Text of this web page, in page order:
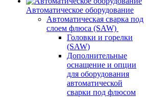
Автоматическое оборудование
Автоматическая сварка под
слоем флюса (SAW)
Головки и горелки
(SAW)
Дополнительные
оснащение и опции
для оборудования
автоматической
сварки под флюсом